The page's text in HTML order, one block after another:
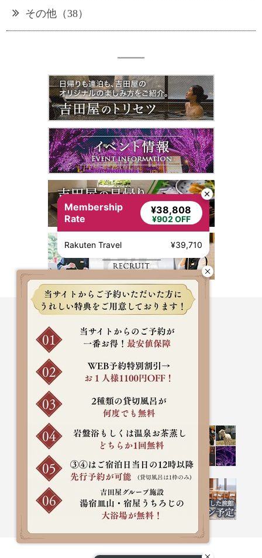
その他（38）
Membership
Rate
¥38,808
¥902 OFF
Rakuten Travel ¥39,710